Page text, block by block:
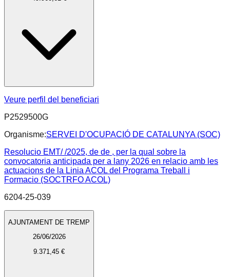
Veure perfil del beneficiari
P2529500G
Organisme:SERVEI D'OCUPACIÓ DE CATALUNYA (SOC)
Resolucio EMT/ /2025, de de , per la qual sobre la
convocatoria anticipada per a lany 2026 en relacio amb les
actuacions de la Linia ACOL del Programa Treball i
Formacio (SOCTRFO ACOL)
6204-25-039
AJUNTAMENT DE TREMP
26/06/2026
9.371,45 €